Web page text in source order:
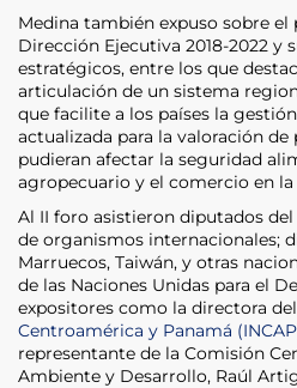
Medina también expuso sobre el
Dirección Ejecutiva 2018-2022 y
estratégicos, entre los que
articulación de un sistema
que facilite a los países la
actualizada para la valoración de
pudieran afectar la seguridad
agropecuario y el comercio en
Al II foro asistieron diputados del
de organismos internacionales;
Marruecos, Taiwán, y otras
de las Naciones Unidas para el
expositores como la directora del
Centroamérica y Panamá
representante de la Comisión
Ambiente y Desarrollo, Raúl